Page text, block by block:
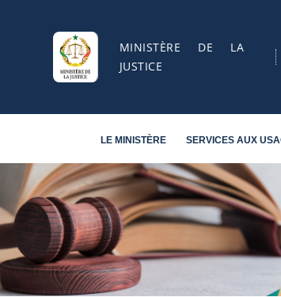
MINISTÈRE DE LA
JUSTICE
LE MINISTÈRE SERVICES AUX